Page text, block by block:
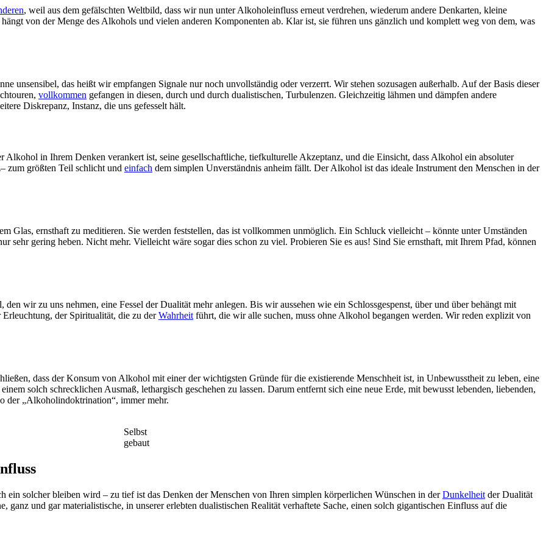
, weil aus dem gefälschten Weltbild, dass wir nun unter Alkoholeinfluss erneut verdrehen, wiederum andere Denkarten, kleine
von der Menge des Alkohols und vielen anderen Komponenten ab. Klar ist, sie führen uns gänzlich und komplett weg von dem, was
unsensibel, das heißt wir empfangen Signale nur noch unvollständig oder verzerrt. Wir stehen sozusagen außerhalb. Auf der Basis dieser
vollkommen gefangen in diesen, durch und durch dualistischen, Turbulenzen. Gleichzeitig lähmen und dämpfen andere
Diskrepanz, Instanz, die uns gefesselt hält.
Alkohol in Ihrem Denken verankert ist, seine gesellschaftliche, tiefkulturelle Akzeptanz, und die Einsicht, dass Alkohol ein absoluter
zum größten Teil schlicht und einfach dem simplen Unverständnis anheim fällt. Der Alkohol ist das ideale Instrument den Menschen in der
Glas, ernsthaft zu meditieren. Sie werden feststellen, das ist vollkommen unmöglich. Ein Schluck vielleicht – könnte unter Umständen
sehr gering heben. Nicht mehr. Vielleicht wäre sogar dies schon zu viel. Probieren Sie es aus! Sind Sie ernsthaft, mit Ihrem Pfad, können
wir zu uns nehmen, eine Fessel der Dualität mehr anlegen. Bis wir aussehen wie ein Schlossgespenst, über und über behängt mit
der Spiritualität, die zu derWahrheit führt, die wir alle suchen, muss ohne Alkohol begangen werden. Wir reden explizit von
dass der Konsum von Alkohol mit einer der wichtigsten Gründe für die existierende Menschheit ist, in Unbewusstheit zu leben, eine
solch schrecklichen Ausmaß, lethargisch geschehen zu lassen. Darum entfernt sich eine neue Erde, mit bewusst lebenden, liebenden,
der „Alkoholindoktrination“, immer mehr.
Selbst
gebaut
ein solcher bleiben wird – zu tief ist das Denken der Menschen von Ihren simplen körperlichen Wünschen in derDunkelheit der Dualität
ganz und gar materialistische, in unserer erlebten dualistischen Realität verhaftete Sache, einen solch gigantischen Einfluss auf die